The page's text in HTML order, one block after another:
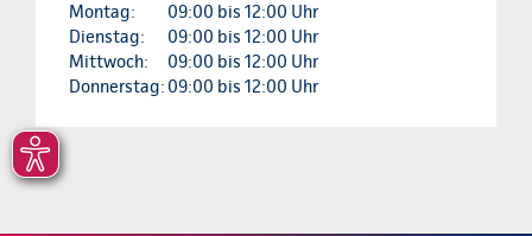
Montag:
09:00 bis 12:00 Uhr
Dienstag:
09:00 bis 12:00 Uhr
Mittwoch:
09:00 bis 12:00 Uhr
Donnerstag: 09:00 bis 12:00 Uhr